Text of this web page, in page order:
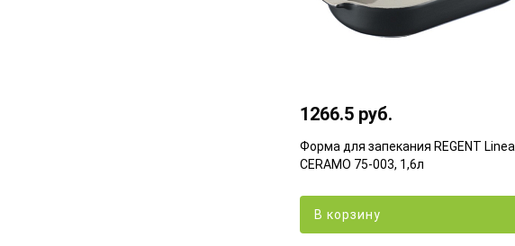
1266.5 руб.
Форма для запекания REGENT Linea
CERAMO 75-003, 1,6л
В корзину